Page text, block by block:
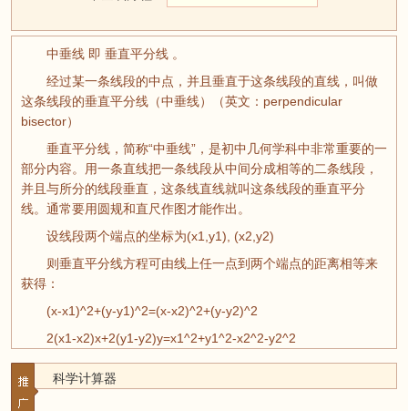
中垂线 即 垂直平分线 。
经过某一条线段的中点，并且垂直于这条线段的直线，叫做
这条线段的垂直平分线（中垂线）（英文：perpendicular
bisector）
垂直平分线，简称“中垂线”，是初中几何学科中非常重要的一
部分内容。用一条直线把一条线段从中间分成相等的二条线段，
并且与所分的线段垂直，这条线直线就叫这条线段的垂直平分
线。通常要用圆规和直尺作图才能作出。
设线段两个端点的坐标为(x1,y1), (x2,y2)
则垂直平分线方程可由线上任一点到两个端点的距离相等来
获得：
(x-x1)^2+(y-y1)^2=(x-x2)^2+(y-y2)^2
2(x1-x2)x+2(y1-y2)y=x1^2+y1^2-x2^2-y2^2
科学计算器